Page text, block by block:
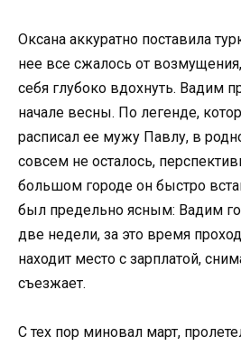
Оксана аккуратно поставила
нее все сжалось от
себя глубоко вдохнуть. Вадим
начале весны. По легенде,
расписал ее мужу Павлу, в
совсем не осталось,
большом городе он быстро
был предельно ясным: Вадим
две недели, за это время
находит место с зарплатой,
съезжает.
С тех пор миновал март,